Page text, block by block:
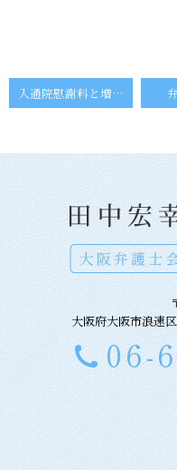
入通院慰謝料と増額事由
大阪府大阪市浪速
06-